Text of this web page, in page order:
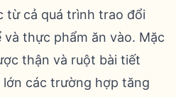
từ cả quá trình trao đổi
thực phẩm ăn vào. Mặc
thận và ruột bài tiết
lớn các trường hợp tăng